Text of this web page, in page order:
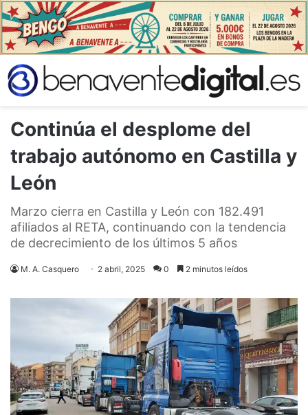
Continúa el desplome del
trabajo autónomo en Castilla y
León
Marzo cierra en Castilla y León con 182.491
afiliados al RETA, continuando con la tendencia
de decrecimiento de los últimos 5 años
M. A. Casquero 2 abril, 2025 0 2 minutos leídos